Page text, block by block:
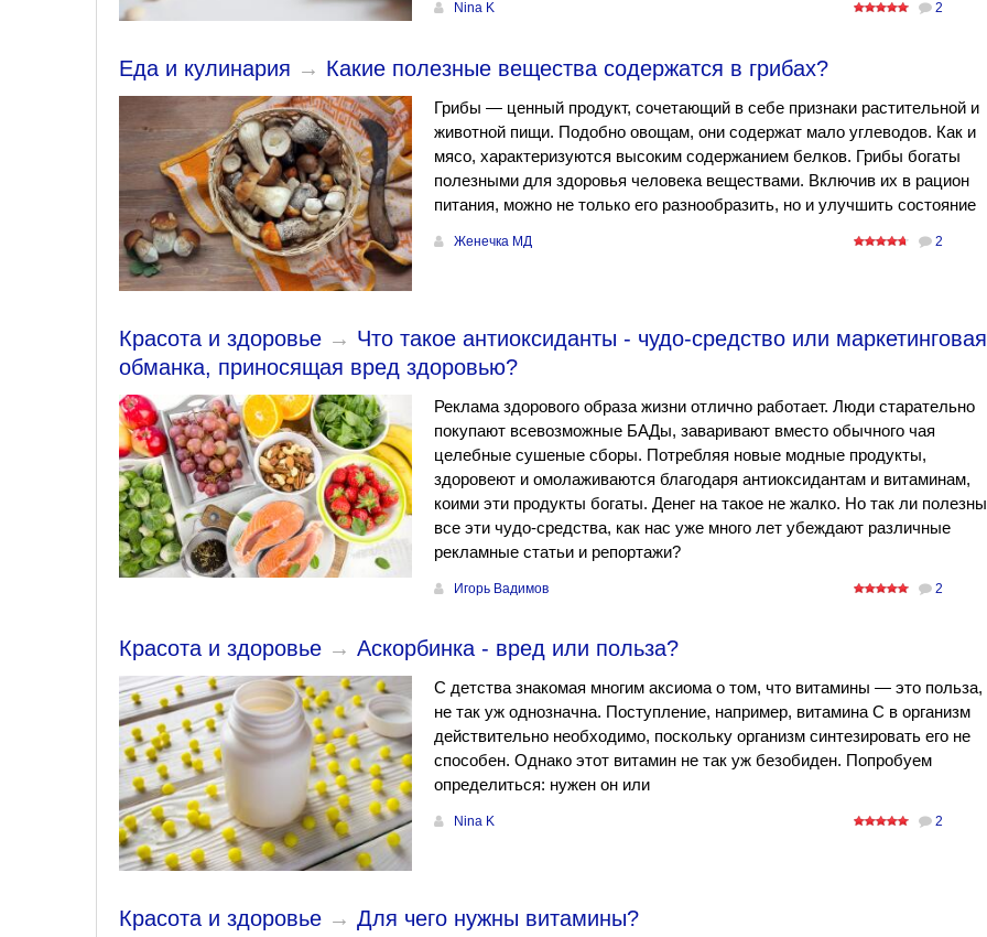
Nina K 2
Еда и кулинария → Какие полезные вещества содержатся в грибах?
Грибы — ценный продукт, сочетающий в себе признаки растительной и
животной пищи. Подобно овощам, они содержат мало углеводов. Как и
мясо, характеризуются высоким содержанием белков. Грибы богаты
полезными для здоровья человека веществами. Включив их в рацион
питания, можно не только его разнообразить, но и улучшить состояние
Женечка МД 2
Красота и здоровье → Что такое антиоксиданты - чудо-средство или маркетинговая
обманка, приносящая вред здоровью?
Реклама здорового образа жизни отлично работает. Люди старательно
покупают всевозможные БАДы, заваривают вместо обычного чая
целебные сушеные сборы. Потребляя новые модные продукты,
здоровеют и омолаживаются благодаря антиоксидантам и витаминам,
коими эти продукты богаты. Денег на такое не жалко. Но так ли полезны
все эти чудо-средства, как нас уже много лет убеждают различные
рекламные статьи и репортажи?
Игорь Вадимов 2
Красота и здоровье → Аскорбинка - вред или польза?
С детства знакомая многим аксиома о том, что витамины — это польза,
не так уж однозначна. Поступление, например, витамина С в организм
действительно необходимо, поскольку организм синтезировать его не
способен. Однако этот витамин не так уж безобиден. Попробуем
определиться: нужен он или
Nina K 2
Красота и здоровье → Для чего нужны витамины?